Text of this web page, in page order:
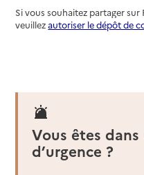
Si vous souhaitez partager
veuillezautoriser le dépôt de
Vous êtes
d’urgence ?